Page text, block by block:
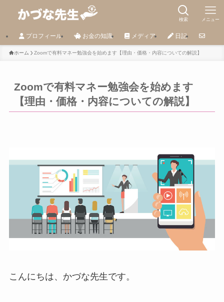
検索 メニュー
プロフィール お金の知識 メディア 日記
ホーム Zoomで有料マネー勉強会を始めます【理由・価格・内容についての解説】
Zoomで有料マネー勉強会を始めます
【理由・価格・内容についての解説】
こんにちは、かづな先生です。